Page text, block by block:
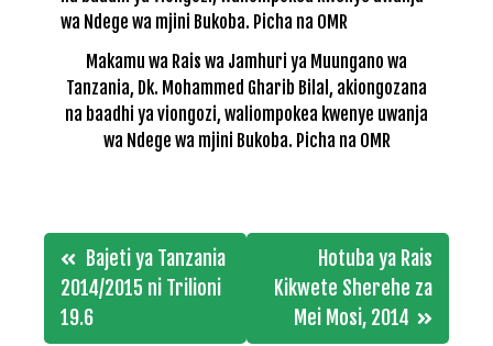
Makamu wa Rais wa Jamhuri ya Muungano wa
Tanzania, Dk. Mohammed Gharib Bilal, akiongozana
na baadhi ya viongozi, waliompokea kwenye uwanja
wa Ndege wa mjini Bukoba. Picha na OMR
Post
navigation
Bajeti ya Tanzania
2014/2015 ni Trilioni
19.6
Hotuba ya Rais
Kikwete Sherehe za
Mei Mosi, 2014